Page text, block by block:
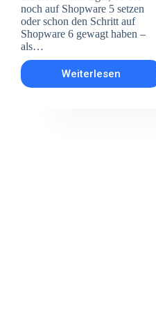
noch auf Shopware 5 setzen
oder schon den Schritt auf
Shopware 6 gewagt haben –
als…
Weiterlesen
Shopware
5